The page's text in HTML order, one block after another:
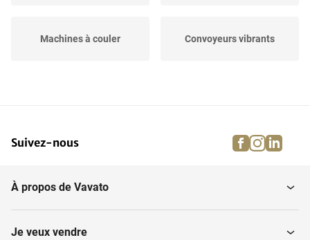
Machines à couler Convoyeurs vibrants
Grenailleuses à tambour
Mélangeurs de sable de
moulage
fonderie
du sable
Suivez-nous facebook
À propos de Vavato
Je veux vendre